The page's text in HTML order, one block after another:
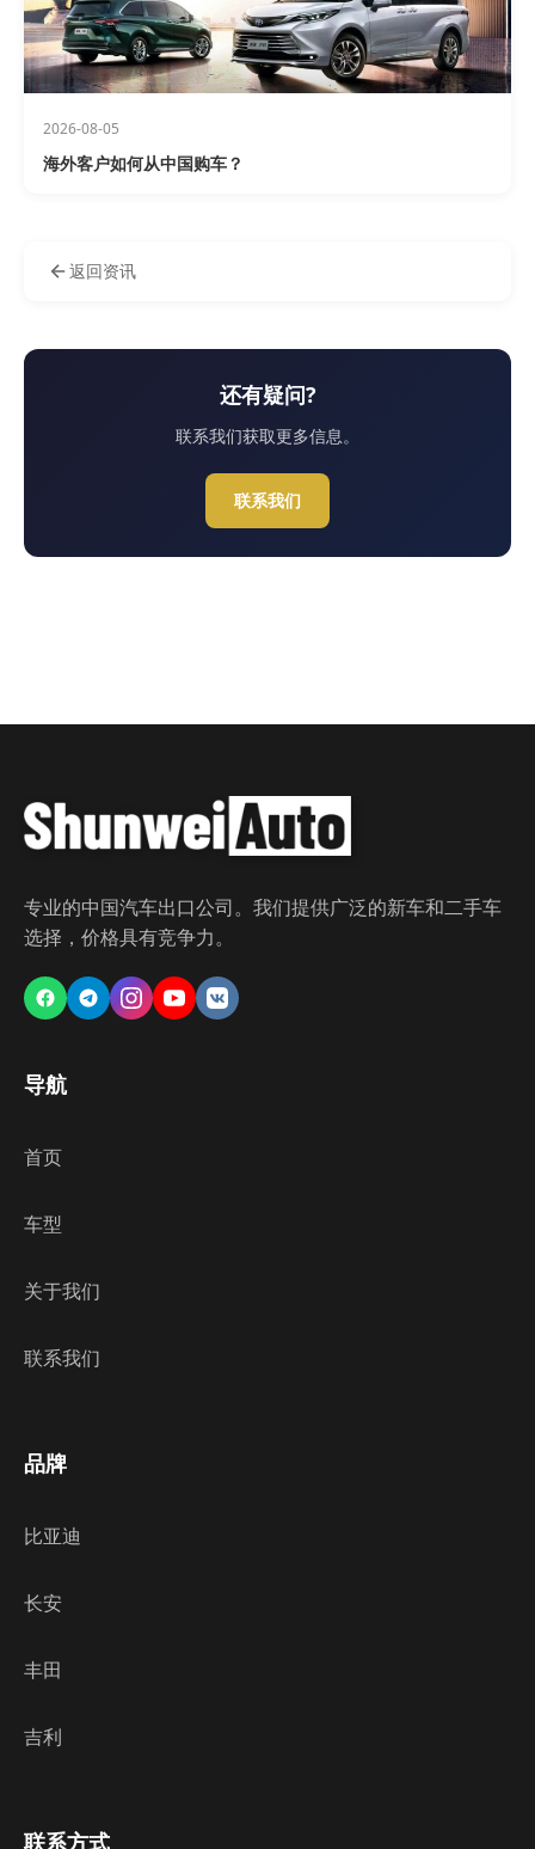
2026-08-05
海外客户如何从中国购车？
返回资讯
还有疑问?
联系我们获取更多信息。
联系我们
专业的中国汽车出口公司。我们提供广泛的新车和二手车
选择，价格具有竞争力。
导航
首页
车型
关于我们
联系我们
品牌
比亚迪
长安
丰田
吉利
联系方式